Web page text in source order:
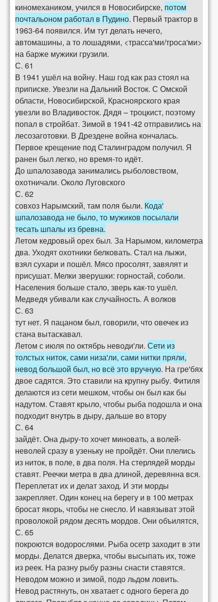
киномехаником, учился в Новосибирске, потом
почтальоном работал в Пудино. Первый трактор в
1963-64 появился. Им тут делать нечего,
автомашины, а то лошадями, <трасса'ми/троса'ми>
на барже мужики грузили.
С. 61
В 1941 ушёл на войну. Наш год как раз стоял на
приписке. Увезли на Дальний Восток. С Омской
области, Новосибирской, Красноярского края
увезли во Владивосток. Дядя – троцкист, поэтому
попал в стройбат. Зимой в 1941-42 отправились на
лесозаготовки. В Дрездене война кончалась.
Первое крещение под Сталинградом получил. Я
ранен был легко, но время-то идёт.
До шпалозавода занимались рыболовством,
охотничали. Около Луговского
С. 62
совхоз Нарымский, там поля были. Кода'
шпалозавода не было, то мужиков посылали
тесать шпалы из бревна.
Летом кедровый орех был. За Нарымом, километра
два. Уходят охотники белковать. Стал на лыжи,
взял сухари и пошёл. Мясо просолят, завялят и
присушат. Мелки зверушки: горностай, соболи.
Населения больше стало, зверь как-то ушёл.
Медведя убивали как случайность. А волков
С. 63
тут нет. Я пацаном был, говорили, что овечек из
стана вытаскавал.
Летом с июля по октябрь неводи'ли. Сети из
толстых ниток, сами низа'ли, сами нитки пряли,
невод большой был, но всё это вручную. На гре'бях
двое садятся. Это ставили на крупну рыбу. Фитиля
делаются из сети мешком, чтобы он был как бы
надутом. Ставят крыло, чтобы рыба подошла и она
подходит внутрь в дыру, дальше во втору
С. 64
зайдёт. Она дыру-то хочет миновать, а волей-
неволей сразу в узеньку не пройдёт. Они плелись
из ниток, в поле, в два поля. На стерлядей морды
ставят. Реечки метра в два длиной, деревянна вся.
Переплетат их и делат заход. И эти морды
закрепляет. Один конец на берегу и в 100 метрах
бросат якорь, чтобы не снесло. И навязыват этой
проволокой рядом десять мордов. Они объилятся,
С. 65
покроются водорослями. Рыба осетр заходит в эти
морды. Делатся дверка, чтобы высыпать их, тоже
из реек. На разну рыбу разны снасти ставятся.
Неводом можно и зимой, подо льдом ловить.
Невод растянуть, он хватает с одного берега до